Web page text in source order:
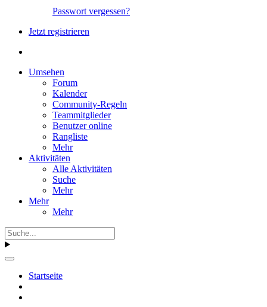
Passwort vergessen?
Jetzt registrieren
Umsehen
Forum
Kalender
Community-Regeln
Teammitglieder
Benutzer online
Rangliste
Mehr
Aktivitäten
Alle Aktivitäten
Suche
Mehr
Mehr
Mehr
Startseite